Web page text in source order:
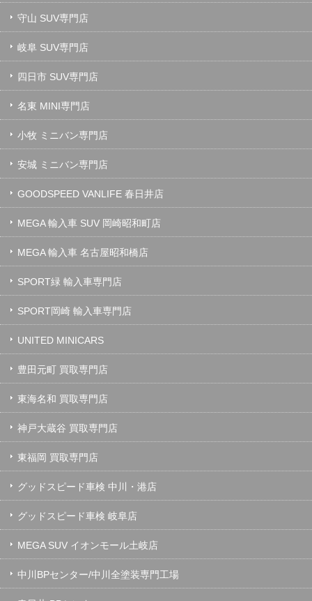
守山 SUV専門店
岐阜 SUV専門店
四日市 SUV専門店
名東 MINI専門店
小牧 ミニバン専門店
安城 ミニバン専門店
GOODSPEED VANLIFE 春日井店
MEGA 輸入車 SUV 岡崎昭和町店
MEGA 輸入車 名古屋昭和橋店
SPORT緑 輸入車専門店
SPORT岡崎 輸入車専門店
UNITED MINICARS
豊田元町 買取専門店
東海名和 買取専門店
神戸大蔵谷 買取専門店
東福岡 買取専門店
グッドスピード車検 中川・港店
グッドスピード車検 岐阜店
MEGA SUV イオンモール土岐店
中川BPセンター/中川全塗装専門工場